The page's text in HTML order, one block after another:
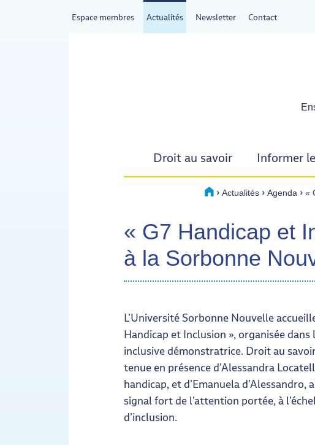
Espace membres
Actualités
Newsletter Contact
Droit au savoir Informer
Accueil
› Actualités› Agenda› «
« G7 Handicap et
à la Sorbonne
L’Université Sorbonne Nouvelle
Handicap et Inclusion », organisée
inclusive démonstratrice. Droit au
tenue en présence d’Alessandra
handicap, et d’Emanuela d’Alessandro,
signal fort de l’attention portée, à
d’inclusion.